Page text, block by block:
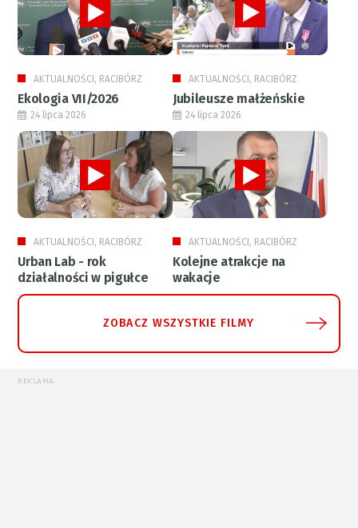
AKTUALNOŚCI, RACIBÓRZ
Ekologia VII/2026
AKTUALNOŚCI, RACIBÓRZ
Jubileusze małżeńskie
24 lipca 2026
AKTUALNOŚCI, RACIBÓRZ
Urban Lab - rok
działalności w pigułce
24 lipca 2026
AKTUALNOŚCI, RACIBÓRZ
Kolejne atrakcje na
wakacje
ZOBACZ WSZYSTKIE FILMY
REKLAMA